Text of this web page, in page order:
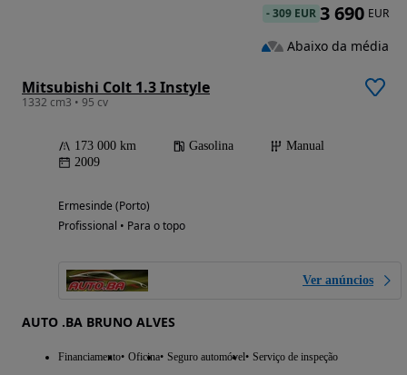
Mitsubishi Colt 1.3 Instyle
1332 cm3 • 95 cv
173 000 km Gasolina
Manual
2009
Ermesinde (Porto)
Profissional • Para o topo
Ver anúncios
AUTO .BA BRUNO ALVES
Financiamento Oficina Seguro automóvel Serviço de inspeção
-309 EUR 3 690 EUR
Abaixo da média